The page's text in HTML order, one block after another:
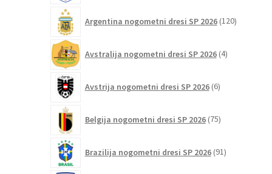
Argentina nogometni dresi SP 2026 120izdelkov
Avstralija nogometni dresi SP 2026 4izdelki
Avstrija nogometni dresi SP 2026 6izdelkov
Belgija nogometni dresi SP 2026 75izdelkov
Brazilija nogometni dresi SP 2026 91izdelkov